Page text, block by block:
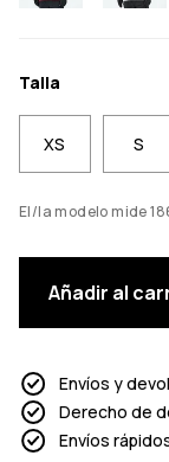
Talla
XS S
El/la modelo mide
Añadir al
Envíos y
Derecho de
Envíos